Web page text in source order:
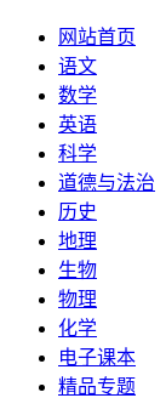
网站首页
语文
数学
英语
科学
道德与法治
历史
地理
生物
物理
化学
电子课本
精品专题